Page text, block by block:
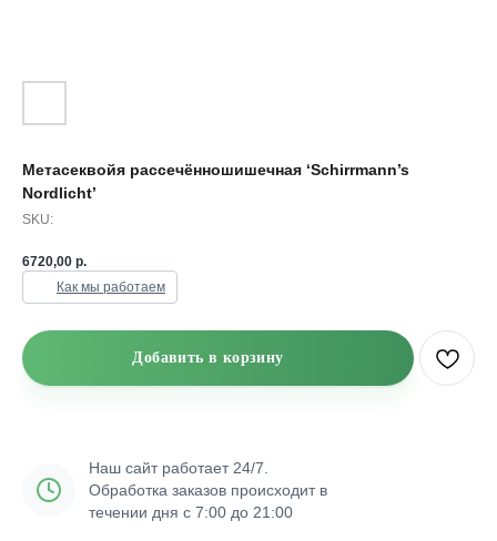
Метасеквойя рассечённошишечная ‘Schirrmann’s
Nordlicht’
SKU:
6720,00 р.
Как мы работаем
Добавить в корзину
Наш сайт работает 24/7.
Обработка заказов происходит в
течении дня с 7:00 до 21:00